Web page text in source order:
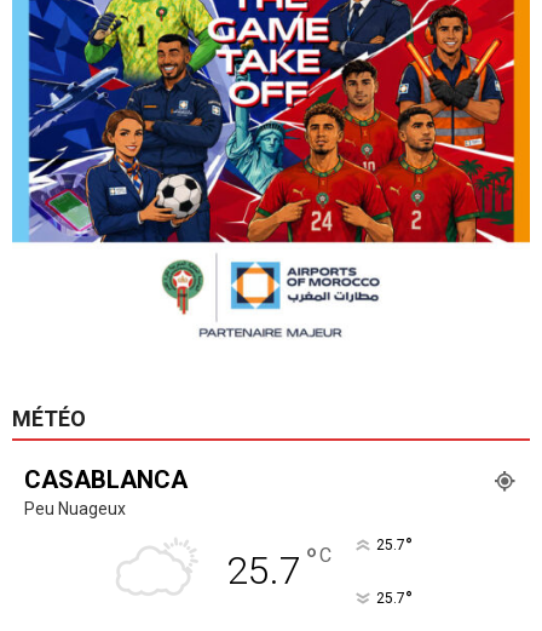
MÉTÉO
CASABLANCA
Peu Nuageux
25.7 °C 25.7°
25.7°